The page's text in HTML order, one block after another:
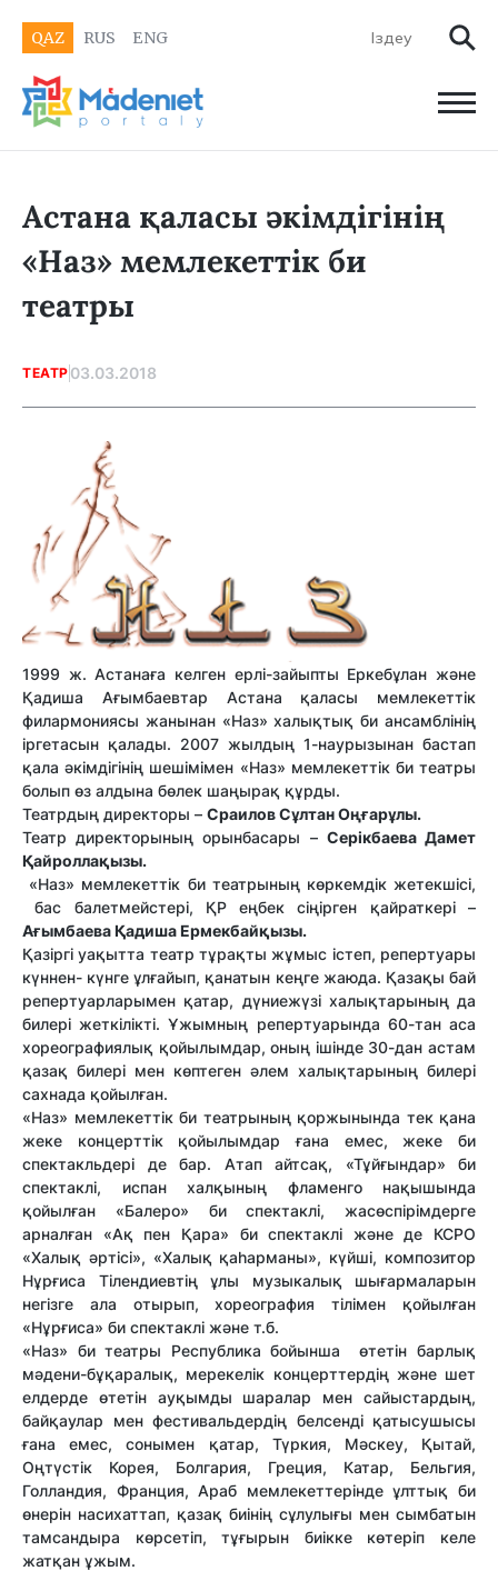
QAZ RUS ENG
Астана қаласы әкімдігінің
«Наз» мемлекеттік би
театры
ТЕАТР 03.03.2018
1999 ж. Астанаға келген ерлі-зайыпты Еркебұлан және
Қадиша Ағымбаевтар Астана қаласы мемлекеттік
филармониясы жанынан «Наз» халықтық би ансамблінің
іргетасын қалады. 2007 жылдың 1-наурызынан бастап
қала әкімдігінің шешімімен «Наз» мемлекеттік би театры
болып өз алдына бөлек шаңырақ құрды.
Театрдың директоры – Сраилов Сұлтан Оңғарұлы.
Театр директорының орынбасары – Серікбаева Дамет
Қайроллақызы.
«Наз» мемлекеттік би театрының көркемдік жетекшісі,
бас балетмейстері, ҚР еңбек сіңірген қайраткері –
Ағымбаева Қадиша Ермекбайқызы.
Қазіргі уақытта театр тұрақты жұмыс істеп, репертуары
күннен- күнге ұлғайып, қанатын кеңге жаюда. Қазақы бай
репертуарларымен қатар, дүниежүзі халықтарының да
билері жеткілікті. Ұжымның репертуарында 60-тан аса
хореографиялық қойылымдар, оның ішінде 30-дан астам
қазақ билері мен көптеген әлем халықтарының билері
сахнада қойылған.
«Наз» мемлекеттік би театрының қоржынында тек қана
жеке концерттік қойылымдар ғана емес, жеке би
спектакльдері де бар. Атап айтсақ, «Тұйғындар» би
спектаклі, испан халқының фламенго нақышында
қойылған «Балеро» би спектаклі, жасөспірімдерге
арналған «Ақ пен Қара» би спектаклі және де КСРО
«Халық әртісі», «Халық қаһарманы», күйші, композитор
Нұрғиса Тілендиевтің ұлы музыкалық шығармаларын
негізге ала отырып, хореография тілімен қойылған
«Нұрғиса» би спектаклі және т.б.
«Наз» би театры Республика бойынша өтетін барлық
мәдени-бұқаралық, мерекелік концерттердің және шет
елдерде өтетін ауқымды шаралар мен сайыстардың,
байқаулар мен фестивальдердің белсенді қатысушысы
ғана емес, сонымен қатар, Түркия, Мәскеу, Қытай,
Оңтүстік Корея, Болгария, Греция, Катар, Бельгия,
Голландия, Франция, Араб мемлекеттерінде ұлттық би
өнерін насихаттап, қазақ биінің сұлулығы мен сымбатын
тамсандыра көрсетіп, тұғырын биікке көтеріп келе
жатқан ұжым.